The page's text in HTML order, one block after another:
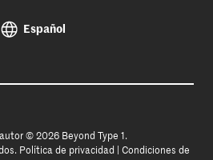
Español
© 2026 Beyond Type 1.
Política de privacidad Condiciones de